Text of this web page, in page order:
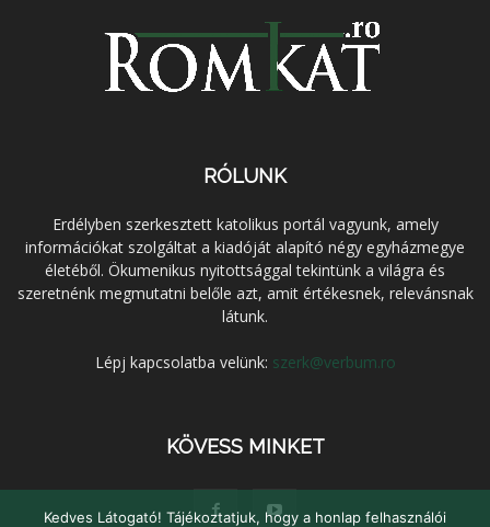
RÓLUNK
Erdélyben szerkesztett katolikus portál vagyunk, amely
információkat szolgáltat a kiadóját alapító négy egyházmegye
életéből. Ökumenikus nyitottsággal tekintünk a világra és
szeretnénk megmutatni belőle azt, amit értékesnek, relevánsnak
látunk.
Lépj kapcsolatba velünk: szerk@verbum.ro
KÖVESS MINKET
Kedves Látogató! Tájékoztatjuk, hogy a honlap felhasználói